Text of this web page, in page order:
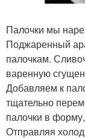
Палочки мы
Поджаренный
палочкам.
варенную
Добавляем к
тщательно
палочки в
Отправляя